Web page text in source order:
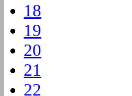
18
19
20
21
22